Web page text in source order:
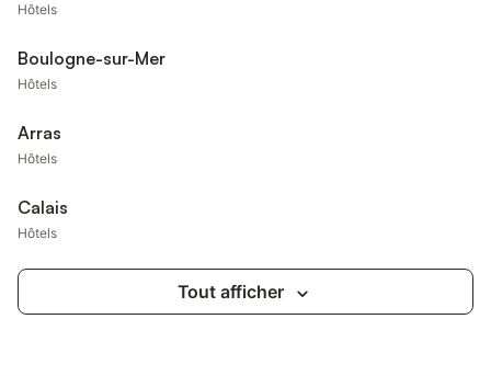
Hôtels
Boulogne-sur-Mer
Hôtels
Arras
Hôtels
Calais
Hôtels
Tout afficher